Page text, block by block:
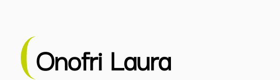
Onofri Laura